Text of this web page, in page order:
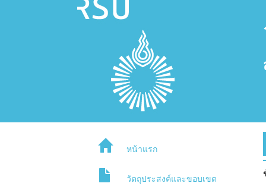
หน้าแรก
วัตถุประสงค์และขอบเขต